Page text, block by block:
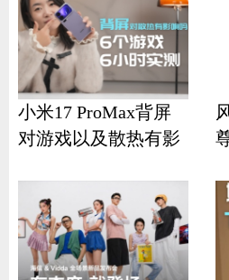
小米17 ProMax背屏
对游戏以及散热有影